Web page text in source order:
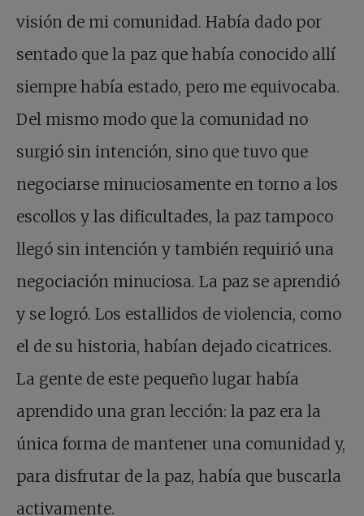
visión de mi comunidad. Había dado por
sentado que la paz que había conocido allí
siempre había estado, pero me equivocaba.
Del mismo modo que la comunidad no
surgió sin intención, sino que tuvo que
negociarse minuciosamente en torno a los
escollos y las dificultades, la paz tampoco
llegó sin intención y también requirió una
negociación minuciosa. La paz se aprendió
y se logró. Los estallidos de violencia, como
el de su historia, habían dejado cicatrices.
La gente de este pequeño lugar había
aprendido una gran lección: la paz era la
única forma de mantener una comunidad y,
para disfrutar de la paz, había que buscarla
activamente.